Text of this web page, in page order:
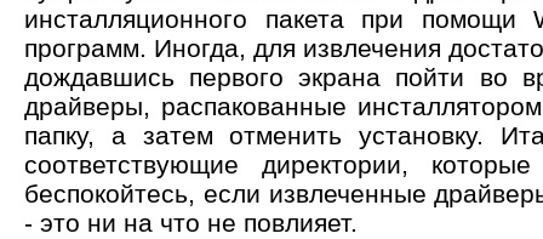
инсталляционного пакета при помощи
программ. Иногда, для извлечения
дождавшись первого экрана пойти во
драйверы, распакованные
папку, а затем отменить установку.
соответствующие директории,
беспокойтесь, если извлеченные
- это ни на что не повлияет.